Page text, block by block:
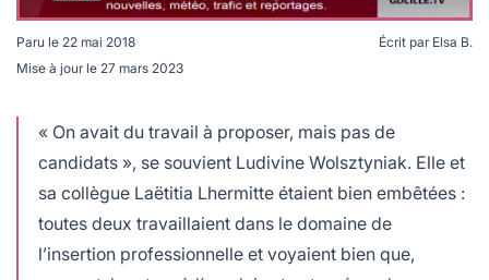
Paru le 22 mai 2018
Mise à jour le 27 mars 2023
Écrit par Elsa B.
« On avait du travail à proposer, mais pas de
candidats », se souvient Ludivine Wolsztyniak. Elle et
sa collègue Laëtitia Lhermitte étaient bien embêtées :
toutes deux travaillaient dans le domaine de
l’insertion professionnelle et voyaient bien que,